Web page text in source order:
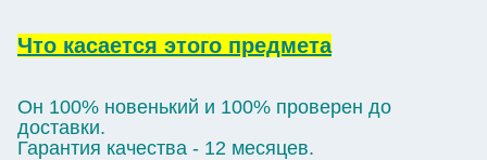
Что касается этого предмета
Он 100% новенький и 100% проверен до
доставки.
Гарантия качества - 12 месяцев.